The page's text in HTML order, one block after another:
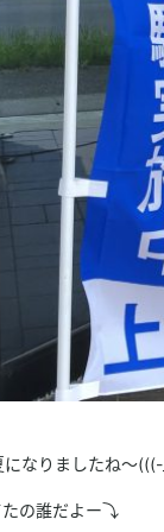
なりましたね～
たの誰だよー⤵